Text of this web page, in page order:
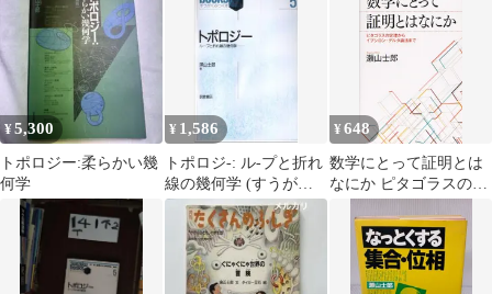
書） / 瀬山 士郎 / ベレ
出版
¥5,300
トポロジー:柔らかい幾
何学
¥ 1,586
トポロジ-: ル-プと折れ
線の幾何学 (すうがく
ぶっくす 5) 瀬山 士郎
¥648
数学にとって証明とは
なにか ピタゴラスの定
ルタ論法まで (ブルー
バックス 2107)